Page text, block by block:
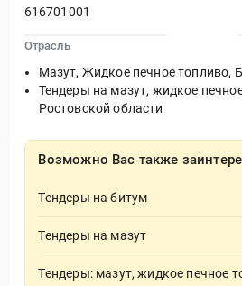
616701001
Отрасль
Мазут, Жидкое печное топливо,
Тендеры на мазут, жидкое
Ростовской области
Возможно Вас также
Тендеры на битум
Тендеры на мазут
Тендеры: мазут, жидкое печное